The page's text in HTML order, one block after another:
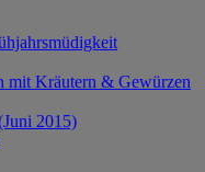
mit Kräutern & Gewürzen
2015)